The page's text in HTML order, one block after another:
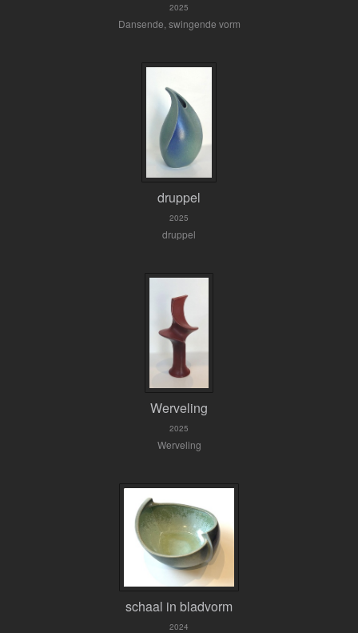
2025
Dansende, swingende vorm
druppel
2025
druppel
Werveling
2025
Werveling
schaal in bladvorm
2024